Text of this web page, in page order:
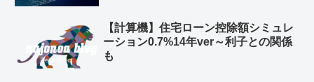
【計算機】住宅ローン控除額シミュレ
ーション0.7%14年ver～利子との関係
も